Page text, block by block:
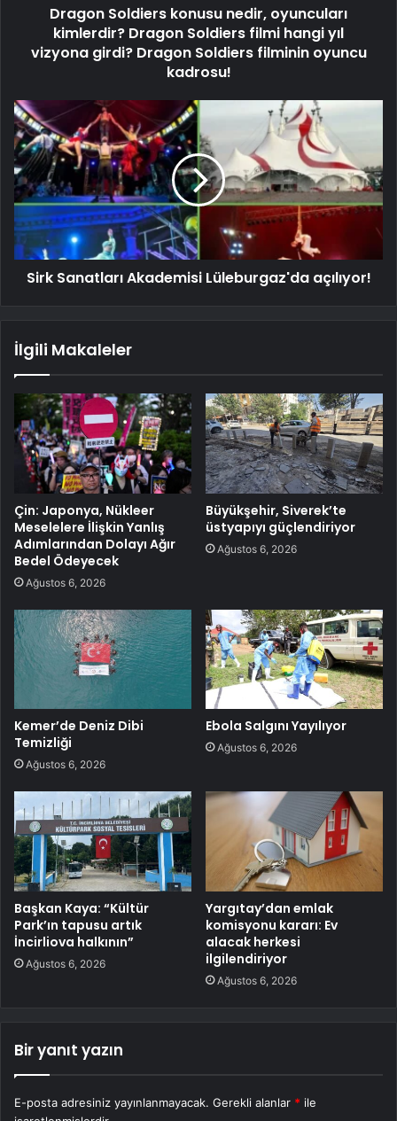
Dragon Soldiers konusu nedir, oyuncuları
kimlerdir? Dragon Soldiers filmi hangi yıl
vizyona girdi? Dragon Soldiers filminin oyuncu
kadrosu!
Sirk Sanatları Akademisi Lüleburgaz'da açılıyor!
İlgili Makaleler
Çin: Japonya, Nükleer
Meselelere İlişkin Yanlış
Adımlarından Dolayı Ağır
Bedel Ödeyecek
Ağustos 6, 2026
Büyükşehir, Siverek’te
üstyapıyı güçlendiriyor
Ağustos 6, 2026
Kemer’de Deniz Dibi
Temizliği
Ağustos 6, 2026
Ebola Salgını Yayılıyor
Ağustos 6, 2026
Başkan Kaya: “Kültür
Park’ın tapusu artık
İncirliova halkının”
Ağustos 6, 2026
Yargıtay’dan emlak
komisyonu kararı: Ev
alacak herkesi
ilgilendiriyor
Ağustos 6, 2026
Bir yanıt yazın
E-posta adresiniz yayınlanmayacak. Gerekli alanlar * ile